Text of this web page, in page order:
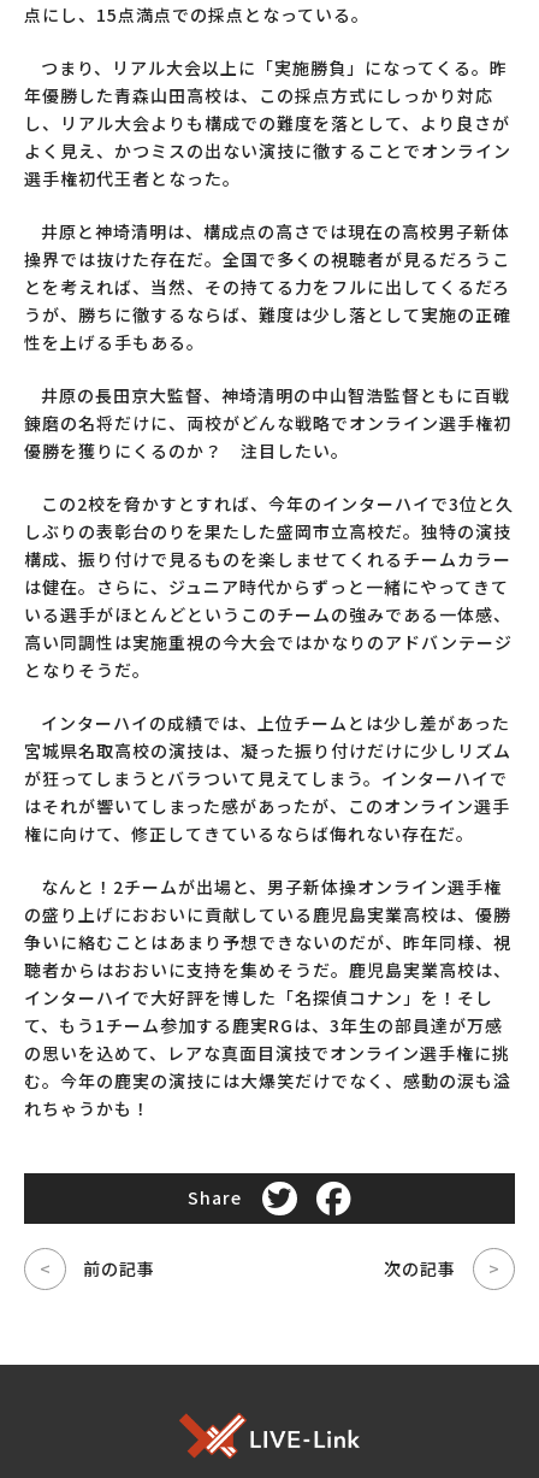
点にし、15点満点での採点となっている。
つまり、リアル大会以上に「実施勝負」になってくる。昨
年優勝した青森山田高校は、この採点方式にしっかり対応
し、リアル大会よりも構成での難度を落として、より良さが
よく見え、かつミスの出ない演技に徹することでオンライン
選手権初代王者となった。
井原と神埼清明は、構成点の高さでは現在の高校男子新体
操界では抜けた存在だ。全国で多くの視聴者が見るだろうこ
とを考えれば、当然、その持てる力をフルに出してくるだろ
うが、勝ちに徹するならば、難度は少し落として実施の正確
性を上げる手もある。
井原の長田京大監督、神埼清明の中山智浩監督ともに百戦
錬磨の名将だけに、両校がどんな戦略でオンライン選手権初
優勝を獲りにくるのか？ 注目したい。
この2校を脅かすとすれば、今年のインターハイで3位と久
しぶりの表彰台のりを果たした盛岡市立高校だ。独特の演技
構成、振り付けで見るものを楽しませてくれるチームカラー
は健在。さらに、ジュニア時代からずっと一緒にやってきて
いる選手がほとんどというこのチームの強みである一体感、
高い同調性は実施重視の今大会ではかなりのアドバンテージ
となりそうだ。
インターハイの成績では、上位チームとは少し差があった
宮城県名取高校の演技は、凝った振り付けだけに少しリズム
が狂ってしまうとバラついて見えてしまう。インターハイで
はそれが響いてしまった感があったが、このオンライン選手
権に向けて、修正してきているならば侮れない存在だ。
なんと！2チームが出場と、男子新体操オンライン選手権
の盛り上げにおおいに貢献している鹿児島実業高校は、優勝
争いに絡むことはあまり予想できないのだが、昨年同様、視
聴者からはおおいに支持を集めそうだ。鹿児島実業高校は、
インターハイで大好評を博した「名探偵コナン」を！そし
て、もう1チーム参加する鹿実RGは、3年生の部員達が万感
の思いを込めて、レアな真面目演技でオンライン選手権に挑
む。今年の鹿実の演技には大爆笑だけでなく、感動の涙も溢
れちゃうかも！
Share
< 前の記事 次の記事 >